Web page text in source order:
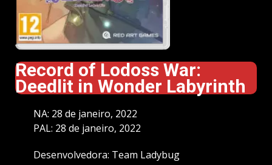
Record of Lodoss War:
Deedlit in Wonder Labyrinth
NA: 28 de janeiro, 2022
PAL: 28 de janeiro, 2022
Desenvolvedora: Team Ladybug